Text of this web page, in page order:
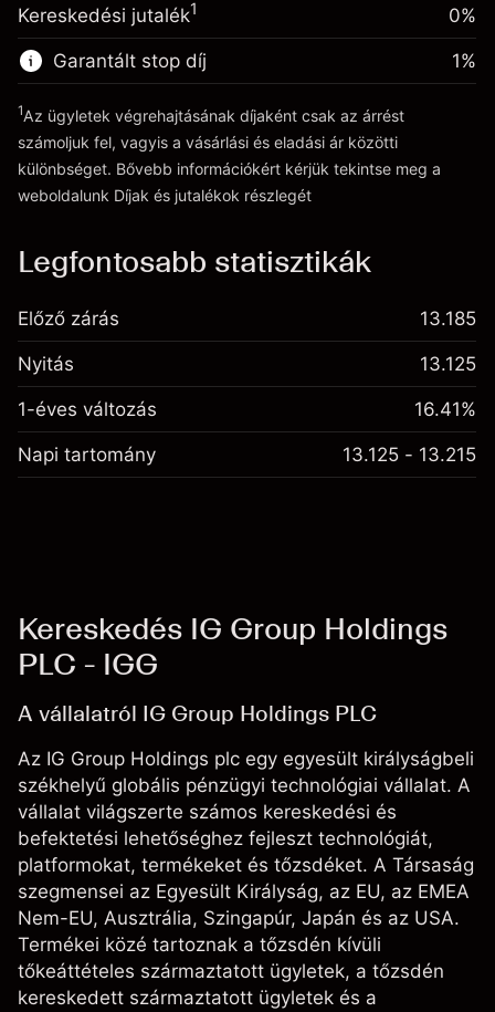
Ügyletméret tőkeáttétellel ~
Tőkeáttételből származó pénz ~
Ugrás a platformra
Kereskedési jutalék1 0%
Garantált stop díj
Díjak és jutalékokrészlegét
1%
1Az ügyletek végrehajtásának díjaként csak az árrést
számoljuk fel, vagyis a vásárlási és eladási ár közötti
különbséget. Bővebb információkért kérjük tekintse meg a
weboldalunk Díjak és jutalékok részlegét
Legfontosabb statisztikák
Előző zárás 13.185
Nyitás 13.125
1-éves változás 16.41%
Napi tartomány 13.125 - 13.215
Kereskedés IG Group Holdings
PLC - IGG
A vállalatról IG Group Holdings PLC
Az IG Group Holdings plc egy egyesült királyságbeli
székhelyű globális pénzügyi technológiai vállalat. A
vállalat világszerte számos kereskedési és
befektetési lehetőséghez fejleszt technológiát,
platformokat, termékeket és tőzsdéket. A Társaság
szegmensei az Egyesült Királyság, az EU, az EMEA
Nem-EU, Ausztrália, Szingapúr, Japán és az USA.
Termékei közé tartoznak a tőzsdén kívüli
tőkeáttételes származtatott ügyletek, a tőzsdén
kereskedett származtatott ügyletek és a